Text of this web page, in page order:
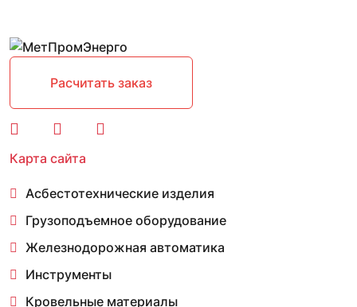
Расчитать заказ
Карта сайта
Асбестотехнические изделия
Грузоподъемное оборудование
Железнодорожная автоматика
Инструменты
Кровельные материалы